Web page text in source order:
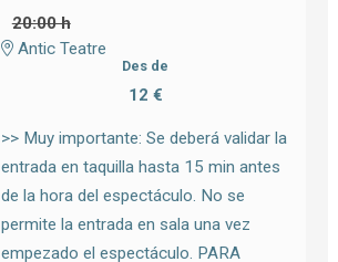
20:00 h
Antic Teatre
Des de
12 €
>> Muy importante: Se deberá validar la
entrada en taquilla hasta 15 min antes
de la hora del espectáculo. No se
permite la entrada en sala una vez
empezado el espectáculo. PARA